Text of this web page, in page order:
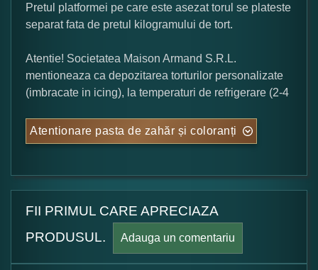
Pretul platformei pe care este asezat torul se plateste
separat fata de pretul kilogramului de tort.
Atentie! Societatea Maison Armand S.R.L.
mentioneaza ca depozitarea torturilor personalizate
(imbracate in icing), la temperaturi de refrigerare (2-4
Atentionare pasta de zahăr și coloranți
FII PRIMUL CARE APRECIAZA
PRODUSUL.
Adauga un comentariu